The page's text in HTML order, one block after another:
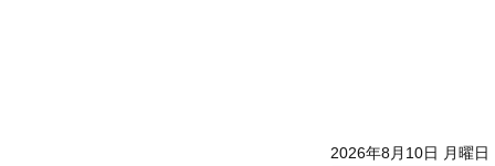
2026年8月10日 月曜日